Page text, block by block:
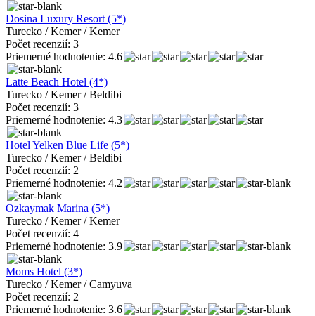
Dosina Luxury Resort (5*)
Turecko / Kemer / Kemer
Počet recenzií: 3
Priemerné hodnotenie: 4.6
Latte Beach Hotel (4*)
Turecko / Kemer / Beldibi
Počet recenzií: 3
Priemerné hodnotenie: 4.3
Hotel Yelken Blue Life (5*)
Turecko / Kemer / Beldibi
Počet recenzií: 2
Priemerné hodnotenie: 4.2
Ozkaymak Marina (5*)
Turecko / Kemer / Kemer
Počet recenzií: 4
Priemerné hodnotenie: 3.9
Moms Hotel (3*)
Turecko / Kemer / Camyuva
Počet recenzií: 2
Priemerné hodnotenie: 3.6